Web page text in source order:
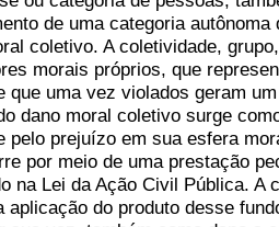
de uma categoria
coletivo. A coletividade,
morais próprios, que
que uma vez violados geram
dano moral coletivo surge
pelo prejuízo em sua esfera
por meio de uma prestação
na Lei da Ação Civil Pública. A
aplicação do produto desse